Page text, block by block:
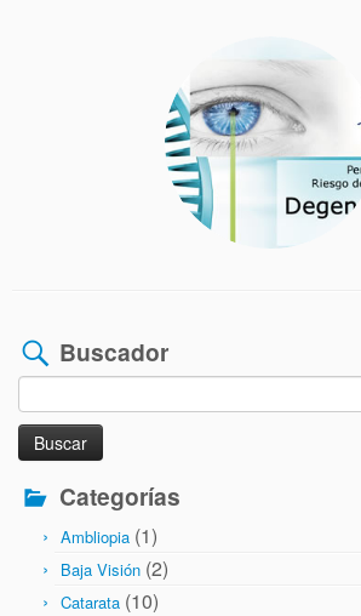
Buscador
Categorías
Ambliopia (1)
Baja Visión (2)
Catarata (10)